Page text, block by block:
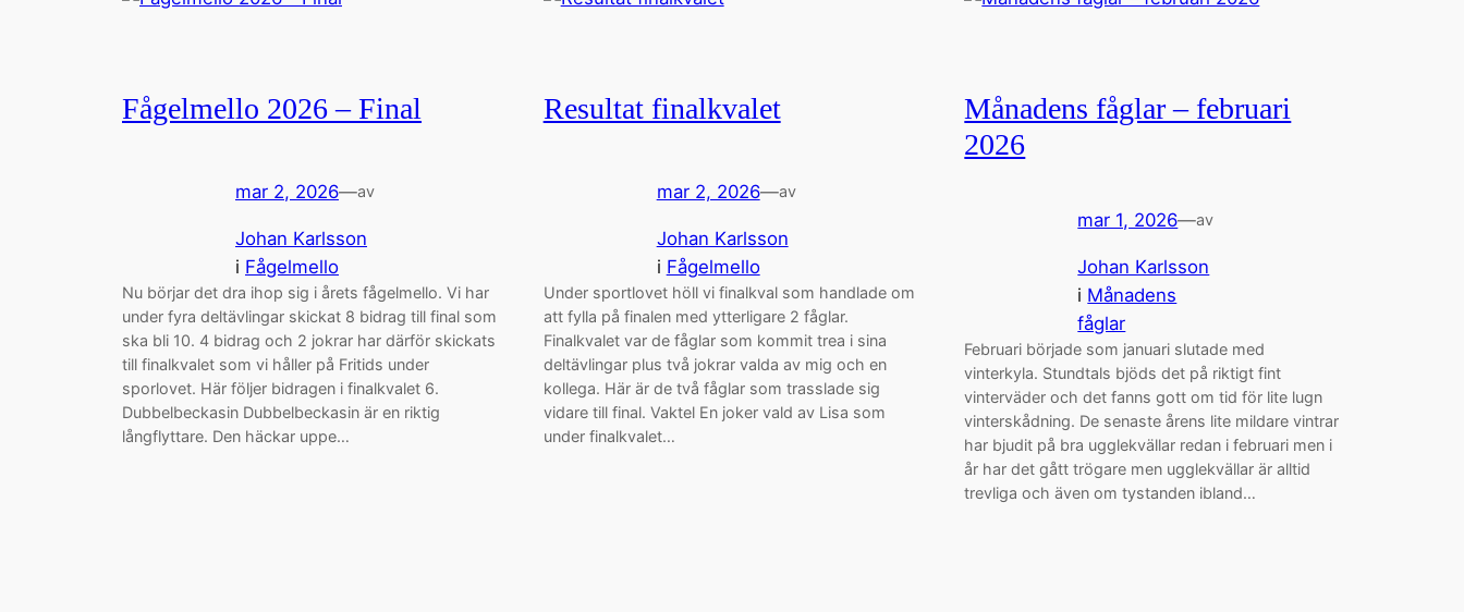
Fågelmello 2026 – Final
mar 2, 2026—av
Johan Karlsson
i Fågelmello
Nu börjar det dra ihop sig i årets fågelmello. Vi har
under fyra deltävlingar skickat 8 bidrag till final som
ska bli 10. 4 bidrag och 2 jokrar har därför skickats
till finalkvalet som vi håller på Fritids under
sporlovet. Här följer bidragen i finalkvalet 6.
Dubbelbeckasin Dubbelbeckasin är en riktig
långflyttare. Den häckar uppe…
Resultat finalkvalet
mar 2, 2026—av
Johan Karlsson
i Fågelmello
Under sportlovet höll vi finalkval som handlade om
att fylla på finalen med ytterligare 2 fåglar.
Finalkvalet var de fåglar som kommit trea i sina
deltävlingar plus två jokrar valda av mig och en
kollega. Här är de två fåglar som trasslade sig
vidare till final. Vaktel En joker vald av Lisa som
under finalkvalet…
Månadens fåglar – februari
2026
mar 1, 2026—av
Johan Karlsson
i Månadens
fåglar
Februari började som januari slutade med
vinterkyla. Stundtals bjöds det på riktigt fint
vinterväder och det fanns gott om tid för lite lugn
vinterskådning. De senaste årens lite mildare vintrar
har bjudit på bra ugglekvällar redan i februari men i
år har det gått trögare men ugglekvällar är alltid
trevliga och även om tystanden ibland…